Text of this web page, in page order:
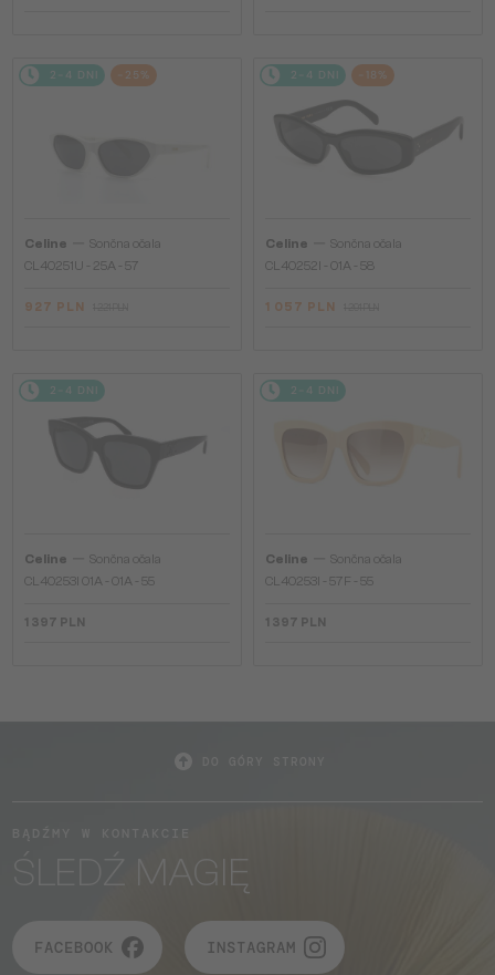
2-4 DNI -25%
Celine
Sončna očala
CL40251U - 25A - 57
927 PLN
2-4 DNI -18%
Celine
Sončna očala
CL40252I - 01A - 58
1 057 PLN
2-4 DNI
Celine
Sončna očala
CL40253I 01A - 01A - 55
1 397 PLN
2-4 DNI
Celine
Sončna očala
CL40253I - 57F - 55
1 397 PLN
ŚLEDŹ MAGIĘ
FACEBOOK INSTAGRAM